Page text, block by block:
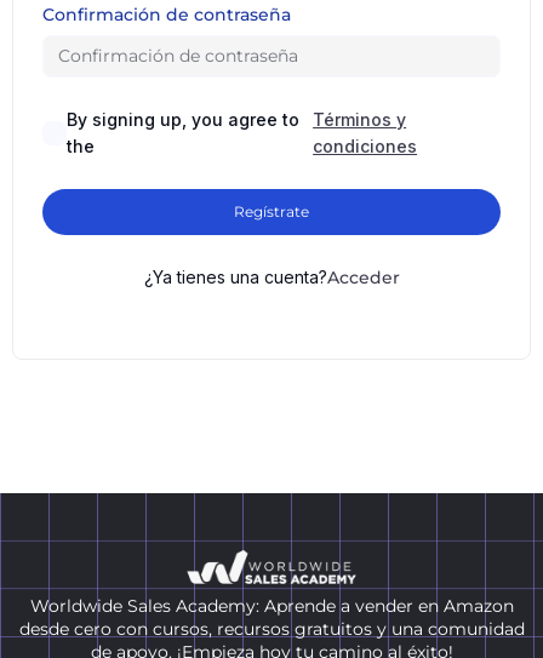
Confirmación de contraseña
By signing up, you agree to
the
Términos y
condiciones
Regístrate
¿Ya tienes una cuenta?Acceder
Worldwide Sales Academy: Aprende a vender en Amazon
desde cero con cursos, recursos gratuitos y una comunidad
de apoyo. ¡Empieza hoy tu camino al éxito!